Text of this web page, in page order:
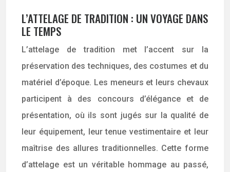
L’ATTELAGE DE TRADITION : UN VOYAGE DANS
LE TEMPS
L’attelage de tradition met l’accent sur la
préservation des techniques, des costumes et du
matériel d’époque. Les meneurs et leurs chevaux
participent à des concours d’élégance et de
présentation, où ils sont jugés sur la qualité de
leur équipement, leur tenue vestimentaire et leur
maîtrise des allures traditionnelles. Cette forme
d’attelage est un véritable hommage au passé,